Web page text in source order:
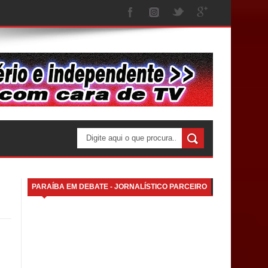
PARAÍBA EM DEBATE - JORNALÍSTICO PARCEIRO